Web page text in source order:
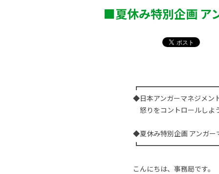
■夏休み特別企画 ア
◆日本アンガーマネジメン
怒りをコントロールしよ
◆夏休み特別企画 アンガー
こんにちは、事務局です。